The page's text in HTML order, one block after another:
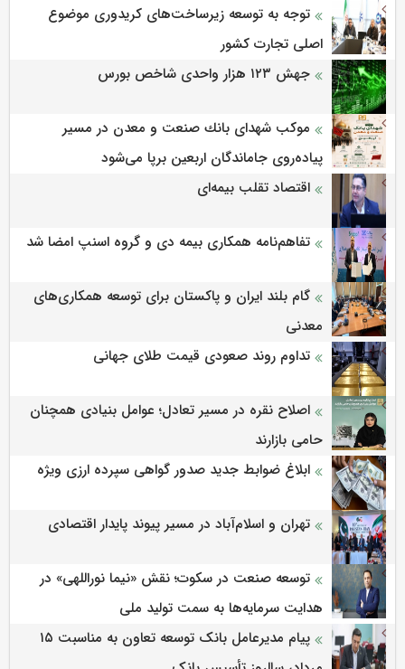
توجه به توسعه زیرساخت‌های کریدوری موضوع
اصلی تجارت کشور
جهش ۱۲۳ هزار واحدی شاخص بورس
موكب شهدای بانك صنعت و معدن در مسیر
پیاده‌روی جاماندگان اربعین برپا می‌شود
اقتصاد تقلب بیمه‌ای
تفاهم‌نامه همکاری بیمه دی و گروه اسنپ امضا شد
گام بلند ایران و پاکستان برای توسعه همکاری‌های
معدنی
تداوم روند صعودی قیمت طلای جهانی
اصلاح نقره در مسیر تعادل؛ عوامل بنیادی همچنان
حامی بازارند
ابلاغ ضوابط جدید صدور گواهی سپرده ارزی ویژه
تهران و اسلام‌آباد در مسیر پیوند پایدار اقتصادی
توسعه صنعت در سکوت؛ نقش «نیما نوراللهی» در
هدایت سرمایه‌ها به سمت تولید ملی
پیام مدیرعامل بانک توسعه تعاون به مناسبت ۱۵